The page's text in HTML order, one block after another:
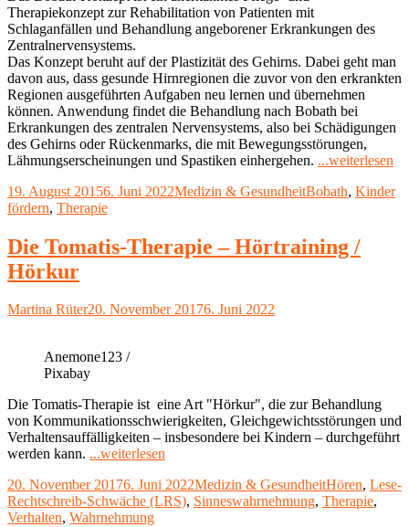
Therapiekonzept zur Rehabilitation von Patienten mit
Schlaganfällen und Behandlung angeborener Erkrankungen des
Zentralnervensystems.
Das Konzept beruht auf der Plastizität des Gehirns. Dabei geht man
davon aus, dass gesunde Hirnregionen die zuvor von den erkrankten
Regionen ausgeführten Aufgaben neu lernen und übernehmen
können. Anwendung findet die Behandlung nach Bobath bei
Erkrankungen des zentralen Nervensystems, also bei Schädigungen
des Gehirns oder Rückenmarks, die mit Bewegungsstörungen,
Lähmungserscheinungen und Spastiken einhergehen. ...weiterlesen
Veröffentlicht
am
19. August 20156. Juni 2022Kategorien
Medizin & GesundheitSchlagwörter
Bobath, Kinder
fördern, Therapie
Die Tomatis-Therapie – Hörtraining /
Hörkur
Autor
Martina RüterVeröffentlicht
20. November 20176. Juni 2022
Anemone123 /
Pixabay
Die Tomatis-Therapie ist eine Art "Hörkur", die zur Behandlung
von Kommunikationsschwierigkeiten, Gleichgewichtsstörungen und
Verhaltensauffälligkeiten – insbesondere bei Kindern – durchgeführt
werden kann. ...weiterlesen
Therapie
–
Veröffentlicht
am
20. November 20176. Juni 2022Kategorien
Medizin & GesundheitSchlagwörter
Hören, Lese-
Rechtschreib-Schwäche (LRS), Sinneswahrnehmung, Therapie,
Verhalten, Wahrnehmung